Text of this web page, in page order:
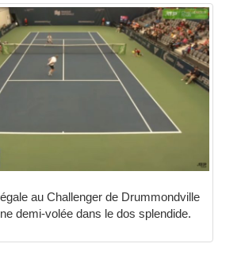
au Challenger de Drummondville
demi-volée dans le dos splendide.